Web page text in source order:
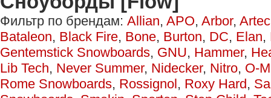
Фильтр по брендам: Allian, APO, Arbor,
Bataleon, Black Fire, Bone, Burton, DC, Elan,
Gentemstick Snowboards, GNU, Hammer,
Lib Tech, Never Summer, Nidecker, Nitro, O-
Rome Snowboards, Rossignol, Roxy Hard,